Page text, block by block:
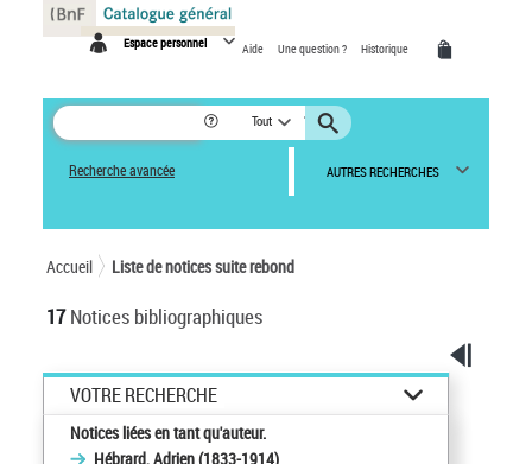
Espace personnel Aide Une question ? Historique
Tout
Recherche avancée AUTRES RECHERCHES
Accueil Liste de notices suite rebond
17Notices bibliographiques
VOTRE RECHERCHE
Notices liées en tant qu'auteur.
Hébrard, Adrien (1833-1914)
Panneau de gestion des cookies